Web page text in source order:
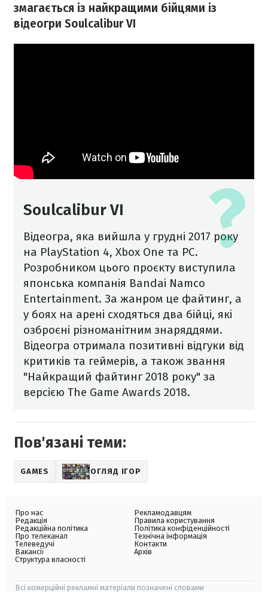
змагається із найкращими бійцями із
відеогри Soulcalibur VI
Soulcalibur VI
Відеогра, яка вийшла у грудні 2017 року
на PlayStation 4, Xbox One та PC.
Розробником цього проєкту виступила
японська компанія Bandai Namco
Entertainment. За жанром це файтинг, а
у боях на арені сходяться два бійці, які
озброєні різноманітним знаряддями.
Відеогра отримала позитивні відгуки від
критиків та геймерів, а також звання
"Найкращий файтинг 2018 року" за
версією The Game Awards 2018.
Пов'язані теми:
GAMES ОГЛЯД ІГОР
Про нас
Редакція
Редакційна політика
Про телеканал
Телеведучі
Вакансії
Структура власності
Рекламодавцям
Правила користування
Політика конфіденційності
Технічна інформація
Контакти
Архів
Всі комерційні рекламні матеріали позначені словами